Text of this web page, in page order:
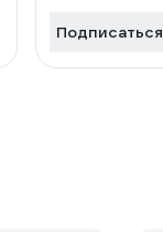
Подписаться